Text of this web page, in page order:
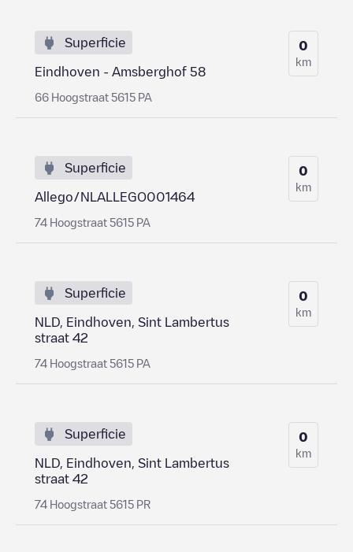
Superficie
Eindhoven - Amsberghof 58
66 Hoogstraat 5615 PA
0
km
Superficie
Allego/NLALLEGO001464
74 Hoogstraat 5615 PA
0
km
Superficie
NLD, Eindhoven, Sint Lambertus
straat 42
74 Hoogstraat 5615 PA
0
km
Superficie
NLD, Eindhoven, Sint Lambertus
straat 42
74 Hoogstraat 5615 PR
0
km